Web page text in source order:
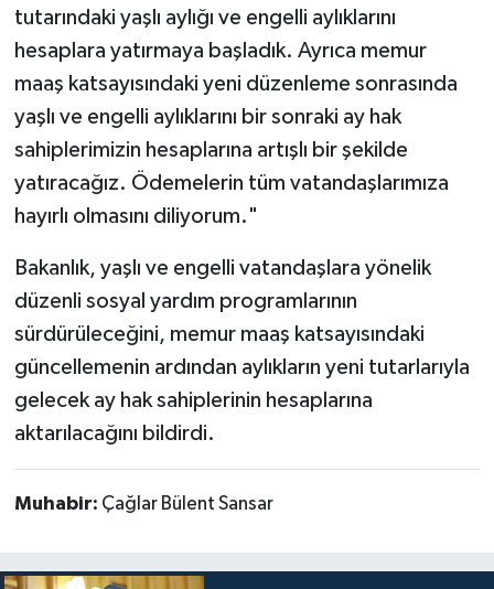
tutarındaki yaşlı aylığı ve engelli aylıklarını
hesaplara yatırmaya başladık. Ayrıca memur
maaş katsayısındaki yeni düzenleme sonrasında
yaşlı ve engelli aylıklarını bir sonraki ay hak
sahiplerimizin hesaplarına artışlı bir şekilde
yatıracağız. Ödemelerin tüm vatandaşlarımıza
hayırlı olmasını diliyorum."
Bakanlık, yaşlı ve engelli vatandaşlara yönelik
düzenli sosyal yardım programlarının
sürdürüleceğini, memur maaş katsayısındaki
güncellemenin ardından aylıkların yeni tutarlarıyla
gelecek ay hak sahiplerinin hesaplarına
aktarılacağını bildirdi.
Muhabir: Çağlar Bülent Sansar